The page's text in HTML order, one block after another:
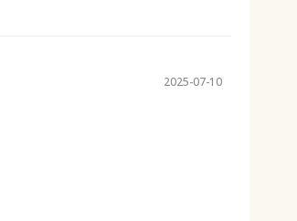
2025-07-10